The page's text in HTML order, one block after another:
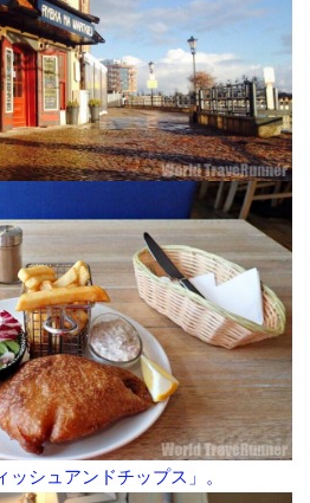
シュアンドチップス」。